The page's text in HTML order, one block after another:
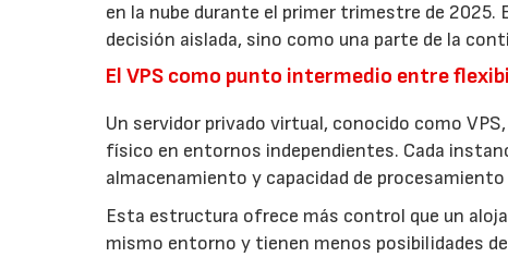
en la nube durante el primer trimestre de
decisión aislada, sino como una parte de la
El VPS como punto intermedio entre
Un servidor privado virtual, conocido como
físico en entornos independientes. Cada
almacenamiento y capacidad de procesamiento
Esta estructura ofrece más control que un
mismo entorno y tienen menos posibilidades